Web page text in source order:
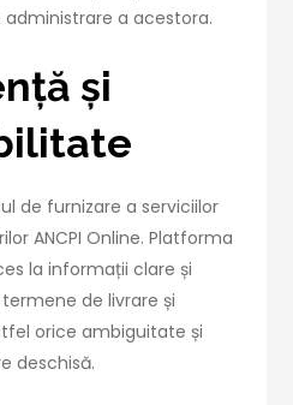
a acestora.
și
de furnizare a serviciilor
ANCPI Online. Platforma
la informații clare și
de livrare și
orice ambiguitate și
deschisă.